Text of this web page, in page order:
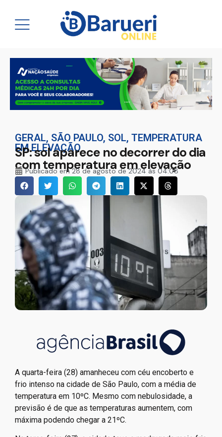
GERAL, SÃO PAULO, SOL, TEMPERATURA
EM ELEVAÇÃO
SP: sol aparece no decorrer do dia
com temperatura em elevação
Publicado em28 de agosto de 2024 às 04:08
A quarta-feira (28) amanheceu com céu encoberto e
frio intenso na cidade de São Paulo, com a média de
temperatura em 10ºC. Mesmo com nebulosidade, a
previsão é de que as temperaturas aumentem, com
máxima podendo chegar a 21ºC.